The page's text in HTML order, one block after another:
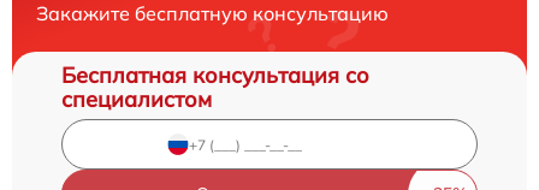
Закажите бесплатную консультацию
Бесплатная консультация со
специалистом